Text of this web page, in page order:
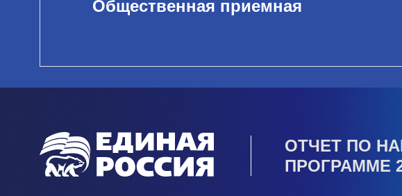
Общественная приемная
ОТЧЕТ ПО
ПРОГРАММЕ